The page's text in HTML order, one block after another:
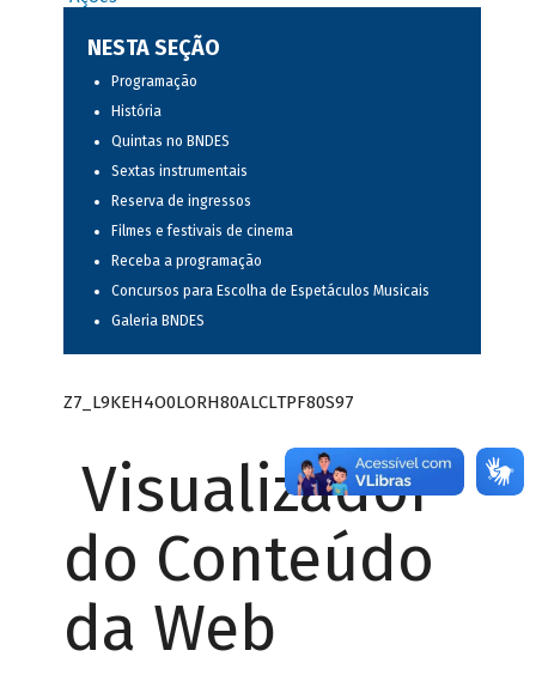
NESTA SEÇÃO
Programação
História
Quintas no BNDES
Sextas instrumentais
Reserva de ingressos
Filmes e festivais de cinema
Receba a programação
Concursos para Escolha de Espetáculos Musicais
Galeria BNDES
Z7_L9KEH4O0LORH80ALCLTPF80S97
Visualizador
do Conteúdo
da Web